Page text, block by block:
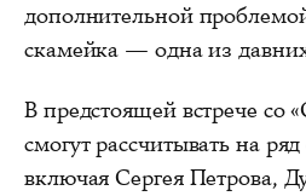
дополнительной
скамейка — одна из
В предстоящей встрече со
смогут рассчитывать на
включая Сергея Петрова,